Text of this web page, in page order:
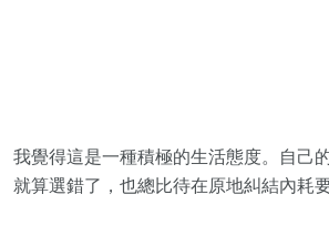
我覺得這是一種積極的生活態度。自己
就算選錯了，也總比待在原地糾結內耗要